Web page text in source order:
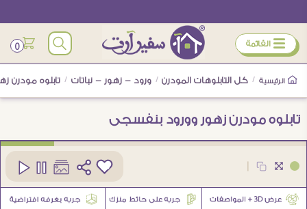
ÿ القائمة 0
الرئيسية / كل التابلوهات المودرن / ورود - زهور - نباتات / تابلوه مودرن
تابلوه مودرن زهور وورود بنفسجى
16